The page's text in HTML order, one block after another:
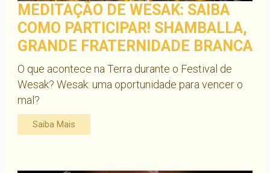
MEDITAÇÃO DE WESAK: SAIBA
COMO PARTICIPAR! SHAMBALLA,
GRANDE FRATERNIDADE BRANCA
O que acontece na Terra durante o Festival de
Wesak? Wesak: uma oportunidade para vencer o
mal?
Saiba Mais